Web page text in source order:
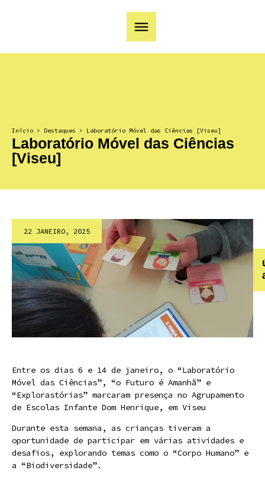
Início > Destaques > Laboratório Móvel das Ciências [Viseu]
Laboratório Móvel das Ciências
[Viseu]
22 JANEIRO, 2025
Entre os dias 6 e 14 de janeiro, o “Laboratório
Móvel das Ciências”, “o Futuro é Amanhã” e
“Explorastórias” marcaram presença no Agrupamento
de Escolas Infante Dom Henrique, em Viseu
Durante esta semana, as crianças tiveram a
oportunidade de participar em várias atividades e
desafios, explorando temas como o “Corpo Humano” e
a “Biodiversidade”.